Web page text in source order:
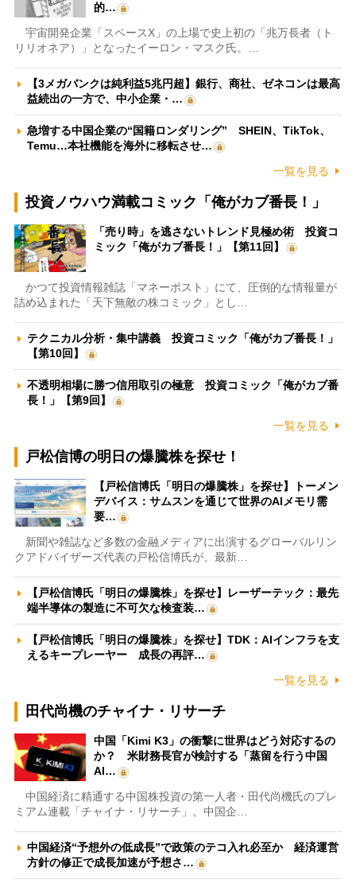
的…
宇宙開発企業「スペースX」の上場で史上初の「兆万長者（ト
リリオネア）」となったイーロン・マスク氏。…
【3メガバンクは純利益5兆円超】銀行、商社、ゼネコンは最高
益続出の一方で、中小企業・…
急増する中国企業の“国籍ロンダリング” SHEIN、TikTok、
Temu…本社機能を海外に移転させ…
一覧を見る
投資ノウハウ満載コミック「俺がカブ番長！」
「売り時」を逃さないトレンド見極め術 投資コ
ミック「俺がカブ番長！」【第11回】
かつて投資情報雑誌「マネーポスト」にて、圧倒的な情報量が
詰め込まれた「天下無敵の株コミック」とし…
テクニカル分析・集中講義 投資コミック「俺がカブ番長！」
【第10回】
不透明相場に勝つ信用取引の極意 投資コミック「俺がカブ番
長！」【第9回】
一覧を見る
戸松信博の明日の爆騰株を探せ！
【戸松信博氏「明日の爆騰株」を探せ】トーメン
デバイス：サムスンを通じて世界のAIメモリ需
要…
新聞や雑誌など多数の金融メディアに出演するグローバルリン
クアドバイザーズ代表の戸松信博氏が、最新…
【戸松信博氏「明日の爆騰株」を探せ】レーザーテック：最先
端半導体の製造に不可欠な検査装…
【戸松信博氏「明日の爆騰株」を探せ】TDK：AIインフラを支
えるキープレーヤー 成長の再評…
一覧を見る
田代尚機のチャイナ・リサーチ
中国「Kimi K3」の衝撃に世界はどう対応するの
か？ 米財務長官が検討する「蒸留を行う中国
AI…
中国経済に精通する中国株投資の第一人者・田代尚機氏のプレ
ミアム連載「チャイナ・リサーチ」。中国企…
中国経済“予想外の低成長”で政策のテコ入れ必至か 経済運営
方針の修正で成長加速が予想さ…